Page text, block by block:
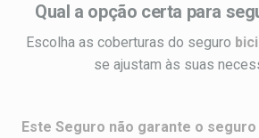
Qual a opção certa para
Escolha as coberturas do seguro
se ajustam às suas
Este Seguro não garante o